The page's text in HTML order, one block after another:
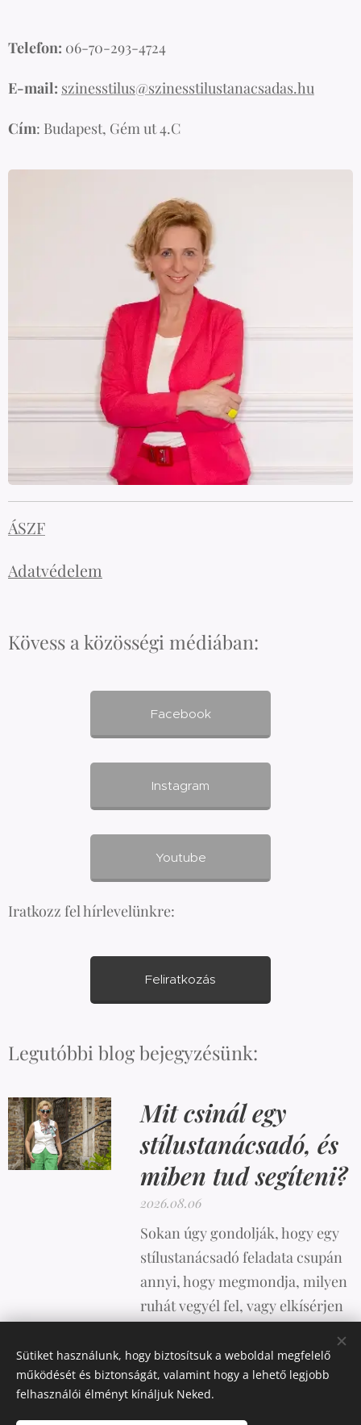
Telefon: 06-70-293-4724
E-mail: szinesstilus@szinesstilustanacsadas.hu
Cím: Budapest, Gém ut 4.C
ÁSZF
Adatvédelem
Kövess a közösségi médiában:
Facebook
Instagram
Youtube
Iratkozz fel hírlevelünkre:
Feliratkozás
Legutóbbi blog bejegyzésünk:
Mit csinál egy
stílustanácsadó, és
miben tud segíteni?
2026.08.06
Sokan úgy gondolják, hogy egy
stílustanácsadó feladata csupán
annyi, hogy megmondja, milyen
ruhát vegyél fel, vagy elkísérjen
ennél sokkal összetettebb.
Sütiket használunk, hogy biztosítsuk a weboldal megfelelő
működését és biztonságát, valamint hogy a lehető legjobb
felhasználói élményt kínáljuk Neked.